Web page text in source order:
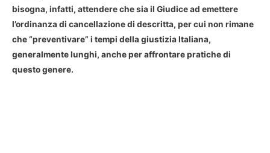
bisogna, infatti, attendere che sia il Giudice ad emettere
l’ordinanza di cancellazione di descritta, per cui non rimane
che “preventivare” i tempi della giustizia Italiana,
generalmente lunghi, anche per affrontare pratiche di
questo genere.